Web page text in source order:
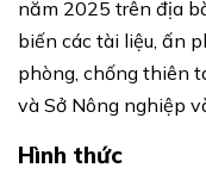
năm 2025 trên địa
biến các tài liệu, ấn
phòng, chống thiên
và Sở Nông nghiệp
Hình thức